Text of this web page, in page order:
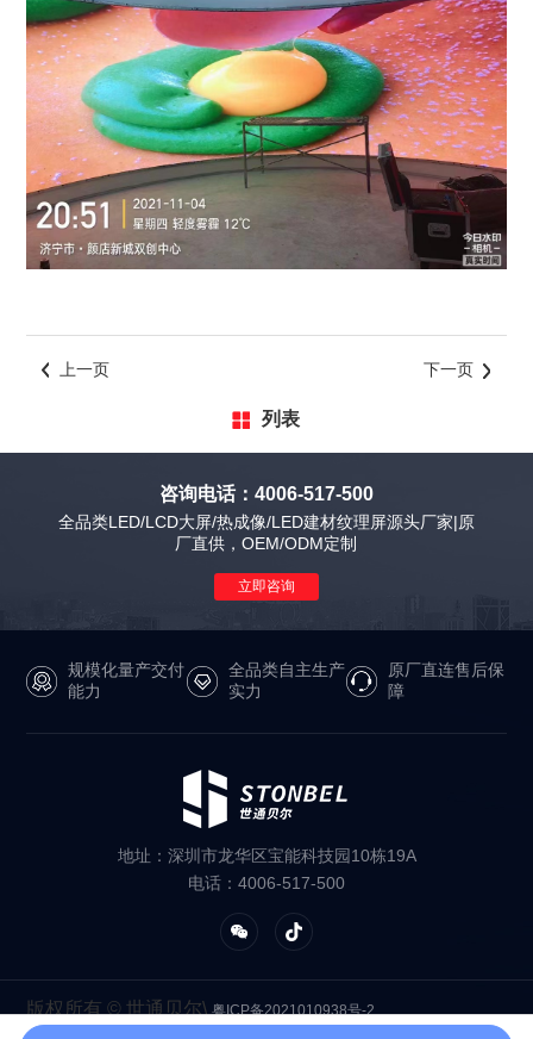
上一页
列表
下一页
咨询电话：4006-517-500
全品类LED/LCD大屏/热成像/LED建材纹理屏源头厂家|原
厂直供，OEM/ODM定制
立即咨询
规模化量产交付
能力
全品类自主生产
实力
原厂直连售后保
障
地址：深圳市龙华区宝能科技园10栋19A
电话：4006-517-500
版权所有 © 世通贝尔\粤ICP备2021010938号-2